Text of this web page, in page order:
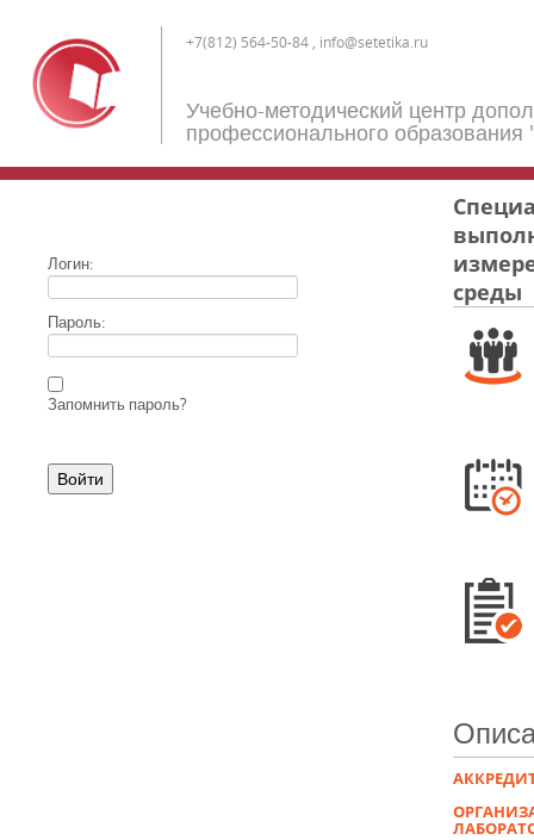
+7(812) 564-50-84 , info@setetika.ru
Учебно-методический центр
профессионального образования
Логин:
Пароль:
Запомнить пароль?
среды